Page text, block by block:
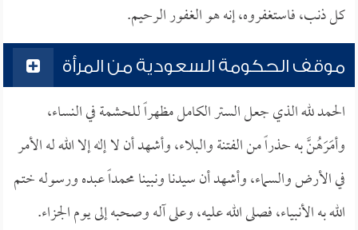
كل ذنب، فاستغفروه، إنه هو الغفور الرحيم.
موقف الحكومة السعودية من المرأة
الحمد لله الذي جعل الستر الكامل مظهراً للحشمة في النساء،
وأمَرَهُنَّ به حذراً من الفتنة والبلاء، وأشهد أن لا إله إلا الله له الأمر
في الأرض والسماء، وأشهد أن سيدنا ونبينا محمداً عبده ورسوله ختم
الله به الأنبياء، فصلى الله عليه، وعلى آله وصحبه إلى يوم الجزاء.